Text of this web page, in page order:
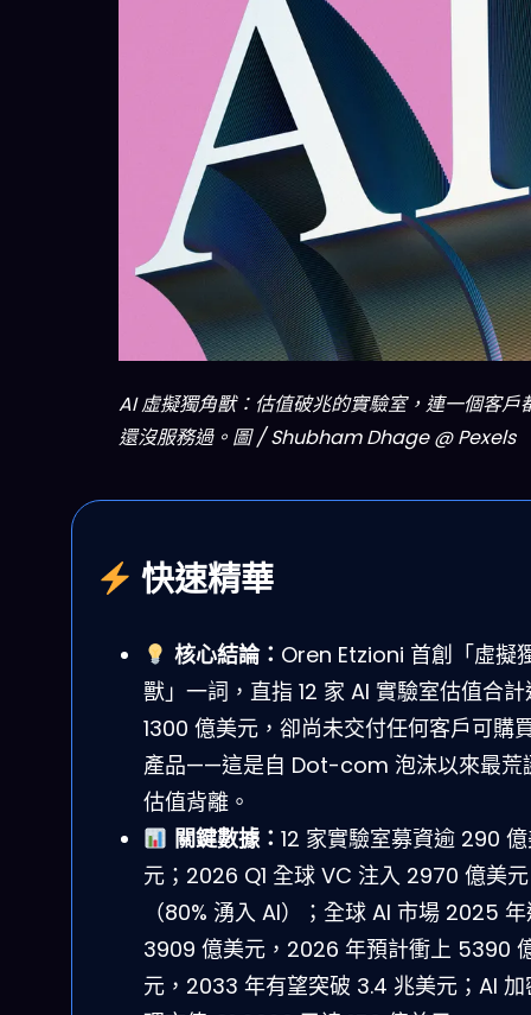
AI 虛擬獨角獸：估值破兆的實驗室，連一個客戶
還沒服務過。圖 / Shubham Dhage @ Pexels
快速精華
核心結論： Oren Etzioni 首創「虛擬
獸」一詞，直指 12 家 AI 實驗室估值合
1300 億美元，卻尚未交付任何客戶可購
產品——這是自 Dot-com 泡沫以來最荒
估值背離。
關鍵數據： 12 家實驗室募資逾 290
元；2026 Q1 全球 VC 注入 2970 億美元
（80% 湧入 AI）；全球 AI 市場 2025
3909 億美元，2026 年預計衝上 5390
元，2033 年有望突破 3.4 兆美元；AI 加